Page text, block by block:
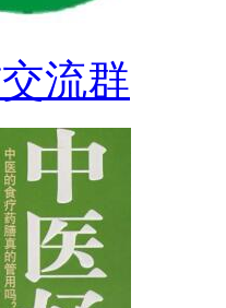
流群